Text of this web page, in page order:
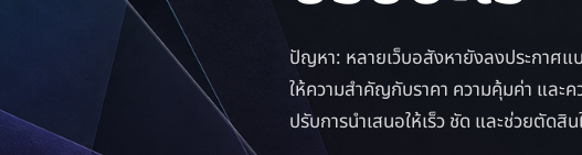
ปัญหา: หลายเว็บอสังหายังลงประกาศ
ให้ความสำคัญกับราคา ความคุ้มค่า และ
ปรับการนำเสนอให้เร็ว ชัด และช่วยตัดสิ